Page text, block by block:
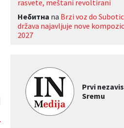
rasvete, meštani revoltirani
Небитна na Brzi voz do
država najavljuje nove
2027
Prvi
Sremu